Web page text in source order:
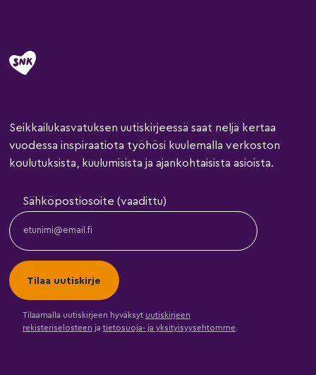
Seikkailukasvatuksen uutiskirjeessä saat neljä kertaa
vuodessa inspiraatiota työhösi kuulemalla verkoston
koulutuksista, kuulumisista ja ajankohtaisista asioista.
Sähköpostiosoite (vaadittu)
Tilaamalla uutiskirjeen hyväksyt uutiskirjeen
rekisteriselosteen ja tietosuoja- ja yksityisyysehtomme.